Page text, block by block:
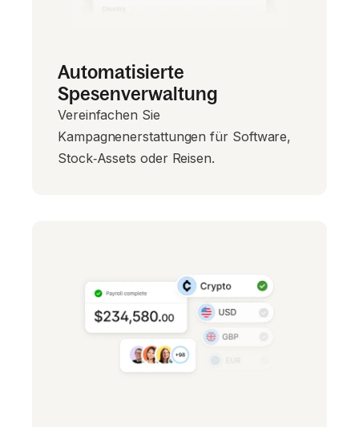
Automatisierte
Spesenverwaltung
Vereinfachen Sie
Kampagnenerstattungen für Software,
Stock‑Assets oder Reisen.